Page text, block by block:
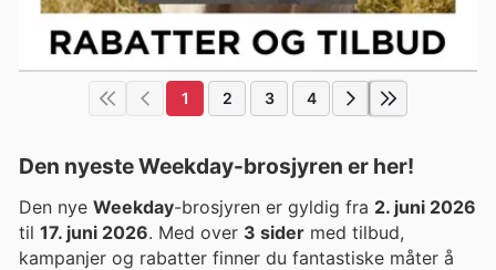
1 2 3 4
Den nyeste Weekday-brosjyren er her!
Den nye Weekday-brosjyren er gyldig fra 2. juni 2026
til 17. juni 2026. Med over 3 sider med tilbud,
kampanjer og rabatter finner du fantastiske måter å